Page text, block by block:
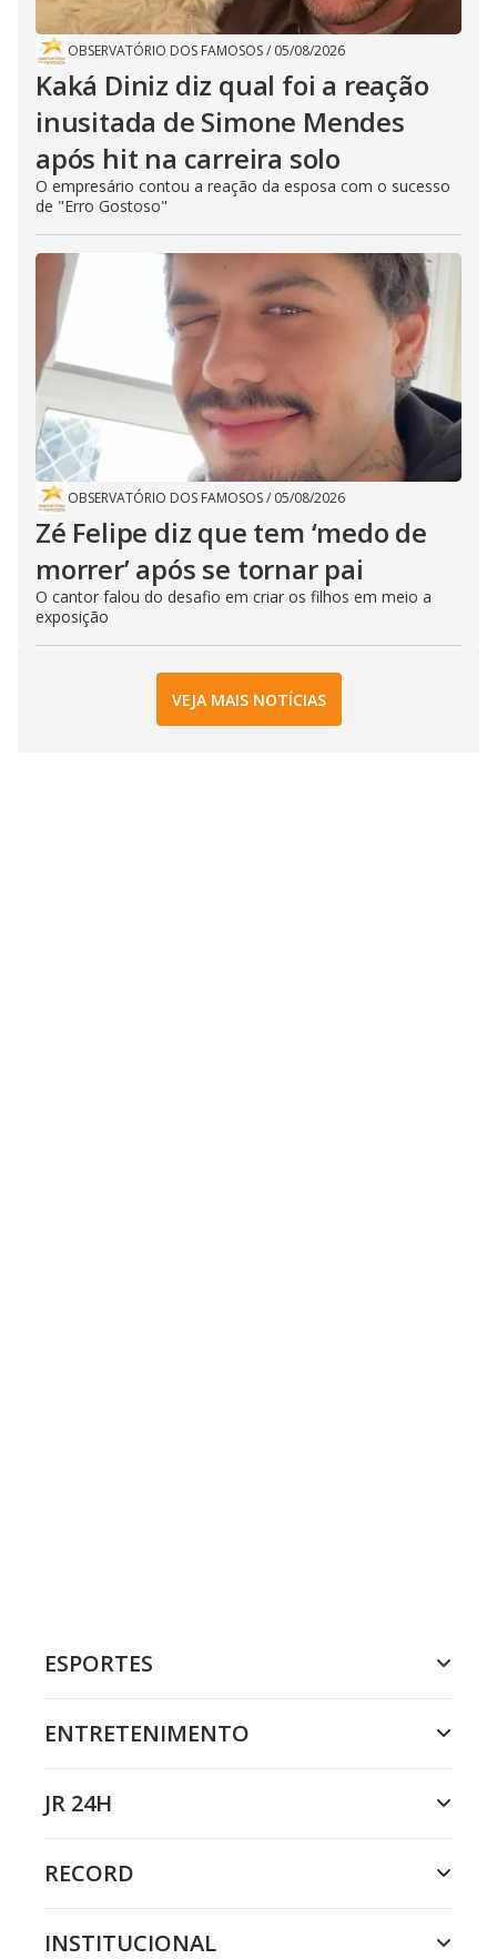
OBSERVATÓRIO DOS FAMOSOS/ 05/08/2026
Kaká Diniz diz qual foi a reação
inusitada de Simone Mendes
após hit na carreira solo
O empresário contou a reação da esposa com o sucesso
de "Erro Gostoso"
OBSERVATÓRIO DOS FAMOSOS/ 05/08/2026
Zé Felipe diz que tem ‘medo de
morrer’ após se tornar pai
O cantor falou do desafio em criar os filhos em meio a
exposição
VEJA MAIS NOTÍCIAS
ESPORTES
ENTRETENIMENTO
JR 24H
RECORD
INSTITUCIONAL